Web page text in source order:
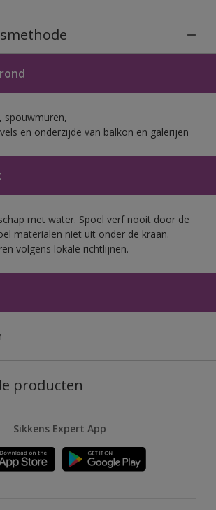
spouwmuren,
en onderzijde van balkon en galerijen
met water. Spoel verf nooit door de
materialen niet uit onder de kraan.
volgens lokale richtlijnen.
producten
Sikkens Expert App